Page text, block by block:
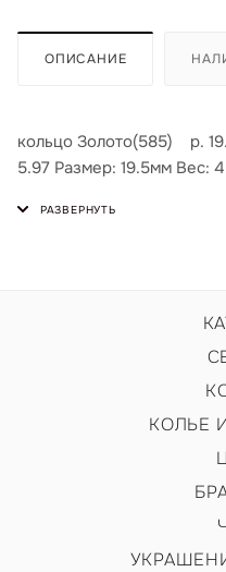
ОПИСАНИЕ
кольцо Золото(585) р.
5.97 Размер: 19.5мм Вес:
КОЛЬЕ